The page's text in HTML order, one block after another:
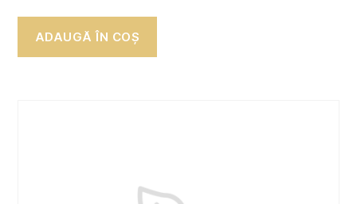
ADAUGĂ ÎN COȘ